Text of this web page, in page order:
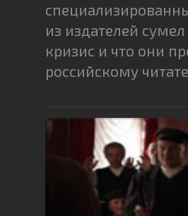
из издателей
кризис и что они
российскому